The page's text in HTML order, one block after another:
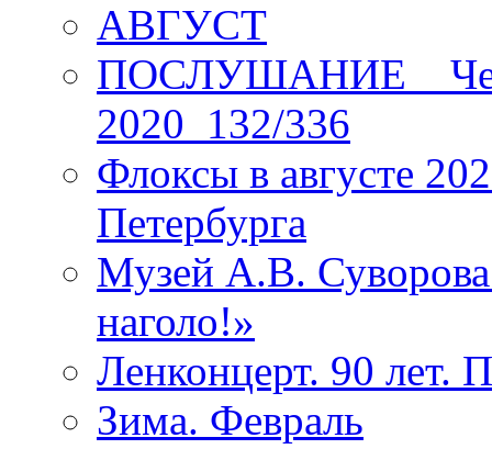
АВГУСТ
ПОСЛУШАНИЕ _
2020_132/336
Флоксы в августе
Петербурга
Музей А.В.
наголо!»
Ленконцерт. 90 лет.
Зима. Февраль